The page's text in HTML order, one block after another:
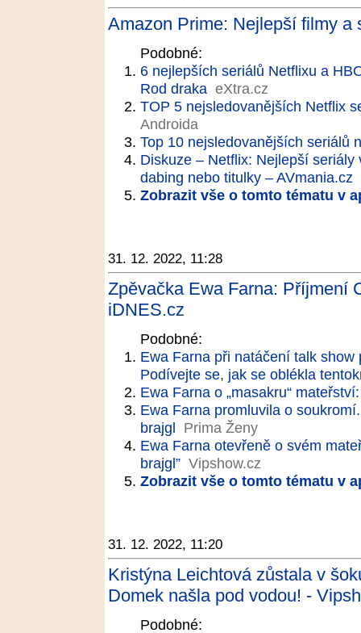
Amazon Prime: Nejlepší filmy a
Podobné:
6 nejlepších seriálů Netflixu a
Rod draka eXtra.cz
TOP 5 nejsledovanějších Netflix
Androida
Top 10 nejsledovanějších seriálů
Diskuze – Netflix: Nejlepší
dabing nebo titulky – AVmania.cz
Zobrazit vše o tomto tématu v
31. 12. 2022, 11:28
Zpěvačka Ewa Farna: Příjmení
iDNES.cz
Podobné:
Ewa Farna při natáčení talk
Podívejte se, jak se oblékla
Ewa Farna o „masakru“
Ewa Farna promluvila o
brajgl Prima Ženy
Ewa Farna otevřeně o svém
brajgl” Vipshow.cz
Zobrazit vše o tomto tématu v
31. 12. 2022, 11:20
Kristýna Leichtová zůstala v
Domek našla pod vodou! -
Podobné: